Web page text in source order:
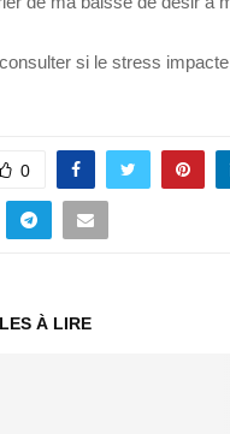
si le stress
0
À LIRE